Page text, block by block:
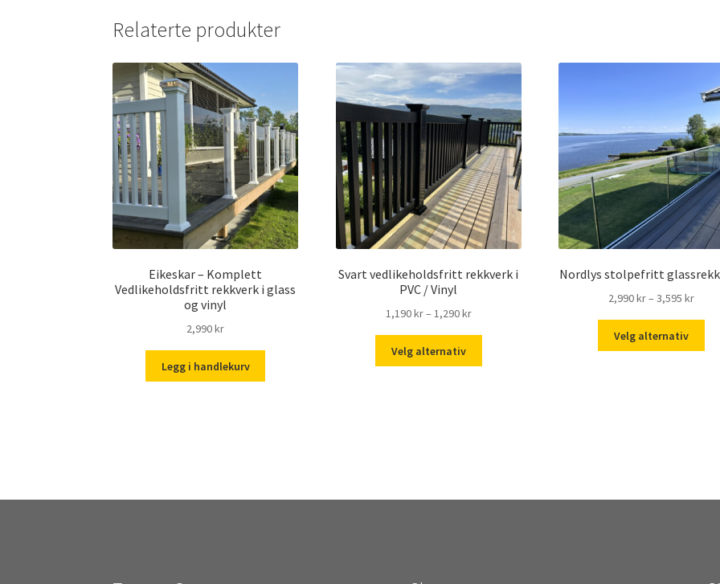
Relaterte produkter
Eikeskar – Komplett
Vedlikeholdsfritt rekkverk i glass
og vinyl
2,990kr
Legg i handlekurv
Svart vedlikeholdsfritt rekkverk i
PVC / Vinyl
1,190kr– 1,290krPrisområde:
1,290 kr
Velg alternativ
produktsiden
Nordlys stolpefritt
2,990kr– 3,595kr
3,595
Velg alternativ